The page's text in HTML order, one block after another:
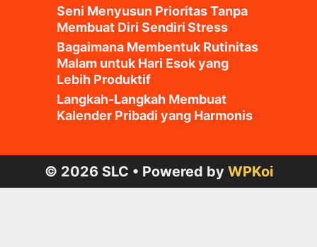
Seni Menyusun Prioritas Tanpa
Membuat Diri Sendiri Stress
Bagaimana Membentuk Rutinitas
Malam untuk Hari Esok yang
Lebih Produktif
Langkah-Langkah Membuat
Kalender Pribadi yang Harmonis
© 2026 SLC • Powered by WPKoi